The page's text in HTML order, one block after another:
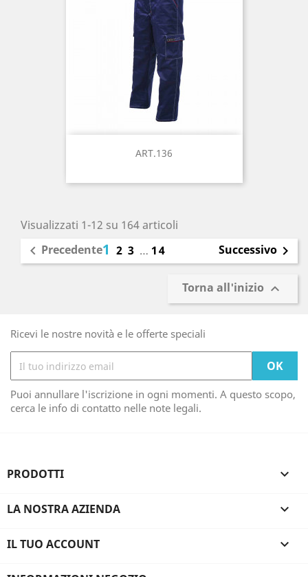
ART.136
Visualizzati 1-12 su 164 articoli
 Precedente1 2 3 … 14 Successivo 
Torna all'inizio 
Ricevi le nostre novità e le offerte speciali
Puoi annullare l'iscrizione in ogni momenti. A questo scopo,
cerca le info di contatto nelle note legali.
PRODOTTI 
LA NOSTRA AZIENDA 
IL TUO ACCOUNT 